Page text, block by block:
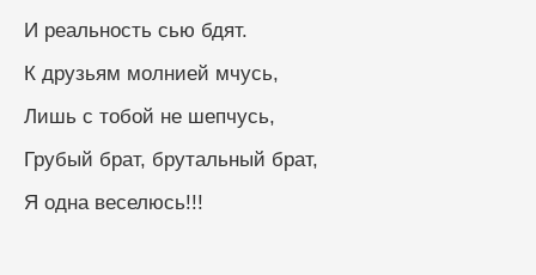
И реальность сью бдят.
К друзьям молнией мчусь,
Лишь с тобой не шепчусь,
Грубый брат, брутальный брат,
Я одна веселюсь!!!